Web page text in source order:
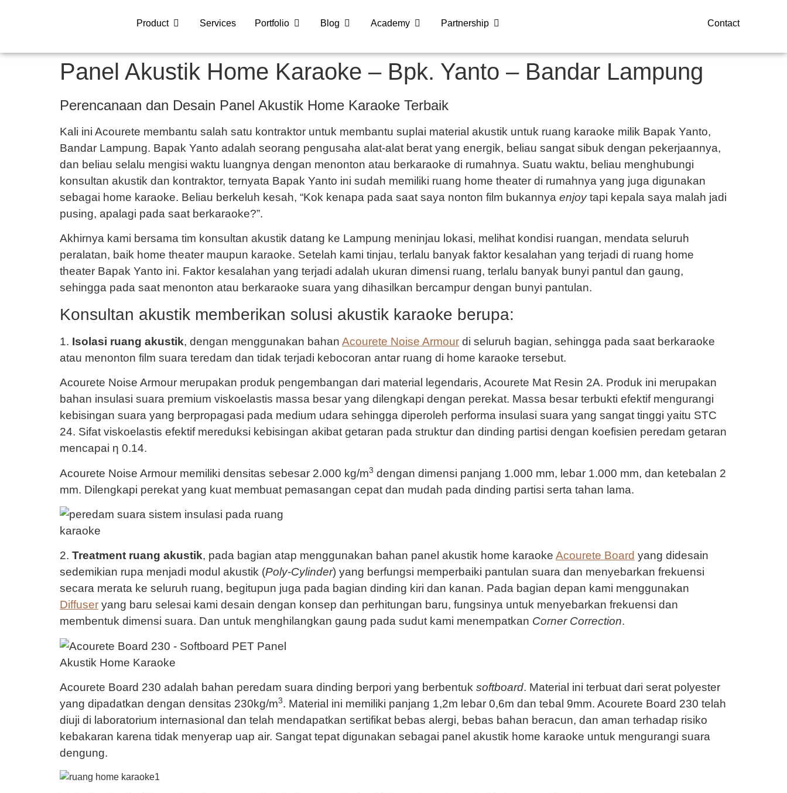
Product Services Portfolio Blog Academy Partnership Contact
Panel Akustik Home Karaoke – Bpk. Yanto – Bandar Lampung
Perencanaan dan Desain Panel Akustik Home Karaoke Terbaik
Kali ini Acourete membantu salah satu kontraktor untuk membantu suplai material akustik untuk ruang karaoke milik Bapak Yanto,
Bandar Lampung. Bapak Yanto adalah seorang pengusaha alat-alat berat yang energik, beliau sangat sibuk dengan pekerjaannya,
dan beliau selalu mengisi waktu luangnya dengan menonton atau berkaraoke di rumahnya. Suatu waktu, beliau menghubungi
konsultan akustik dan kontraktor, ternyata Bapak Yanto ini sudah memiliki ruang home theater di rumahnya yang juga digunakan
sebagai home karaoke. Beliau berkeluh kesah, “Kok kenapa pada saat saya nonton film bukannya enjoytapi kepala saya malah jadi
pusing, apalagi pada saat berkaraoke?”.
Akhirnya kami bersama tim konsultan akustik datang ke Lampung meninjau lokasi, melihat kondisi ruangan, mendata seluruh
peralatan, baik home theater maupun karaoke. Setelah kami tinjau, terlalu banyak faktor kesalahan yang terjadi di ruang home
theater Bapak Yanto ini. Faktor kesalahan yang terjadi adalah ukuran dimensi ruang, terlalu banyak bunyi pantul dan gaung,
sehingga pada saat menonton atau berkaraoke suara yang dihasilkan bercampur dengan bunyi pantulan.
Konsultan akustik memberikan solusi akustik karaoke berupa:
1. Isolasi ruang akustik, dengan menggunakan bahan Acourete Noise Armour di seluruh bagian, sehingga pada saat berkaraoke
atau menonton film suara teredam dan tidak terjadi kebocoran antar ruang di home karaoke tersebut.
Acourete Noise Armour merupakan produk pengembangan dari material legendaris, Acourete Mat Resin 2A. Produk ini merupakan
bahan insulasi suara premium viskoelastis massa besar yang dilengkapi dengan perekat. Massa besar terbukti efektif mengurangi
kebisingan suara yang berpropagasi pada medium udara sehingga diperoleh performa insulasi suara yang sangat tinggi yaitu STC
24. Sifat viskoelastis efektif mereduksi kebisingan akibat getaran pada struktur dan dinding partisi dengan koefisien peredam getaran
mencapai ƞ 0.14.
Acourete Noise Armour memiliki densitas sebesar 2.000 kg/m3 dengan dimensi panjang 1.000 mm, lebar 1.000 mm, dan ketebalan 2
mm. Dilengkapi perekat yang kuat membuat pemasangan cepat dan mudah pada dinding partisi serta tahan lama.
2. Treatment ruang akustik, pada bagian atap menggunakan bahan panel akustik home karaoke Acourete Board yang didesain
sedemikian rupa menjadi modul akustik (Poly-Cylinder) yang berfungsi memperbaiki pantulan suara dan menyebarkan frekuensi
secara merata ke seluruh ruang, begitupun juga pada bagian dinding kiri dan kanan. Pada bagian depan kami menggunakan
Diffuser yang baru selesai kami desain dengan konsep dan perhitungan baru, fungsinya untuk menyebarkan frekuensi dan
membentuk dimensi suara. Dan untuk menghilangkan gaung pada sudut kami menempatkan Corner Correction.
Acourete Board 230 adalah bahan peredam suara dinding berpori yang berbentuk softboard. Material ini terbuat dari serat polyester
yang dipadatkan dengan densitas 230kg/m3. Material ini memiliki panjang 1,2m lebar 0,6m dan tebal 9mm. Acourete Board 230 telah
diuji di laboratorium internasional dan telah mendapatkan sertifikat bebas alergi, bebas bahan beracun, dan aman terhadap risiko
kebakaran karena tidak menyerap uap air. Sangat tepat digunakan sebagai panel akustik home karaoke untuk mengurangi suara
dengung.